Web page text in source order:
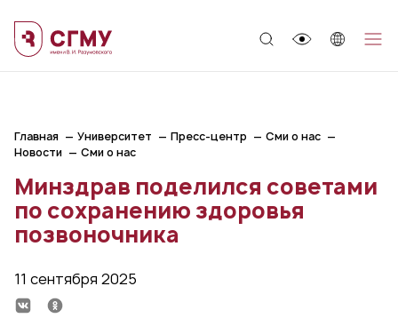
Главная Университет Пресс-центр
Сми о нас
Новости
Сми о нас
Минздрав поделился советами
по сохранению здоровья
позвоночника
11 сентября 2025